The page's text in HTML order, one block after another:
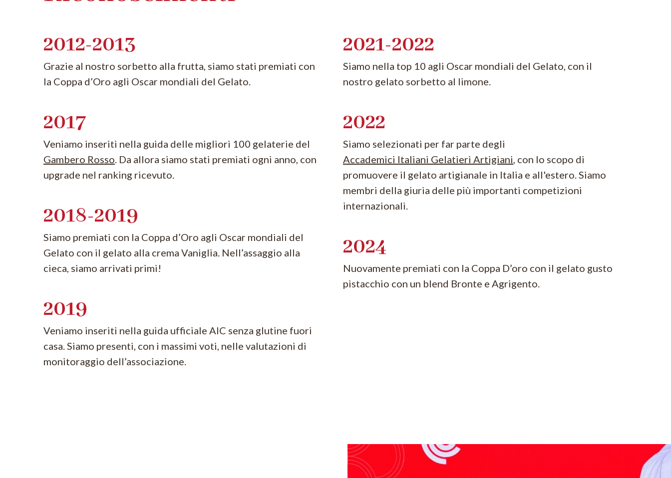
2012-2013
Grazie al nostro sorbetto alla frutta, siamo stati premiati con
la Coppa d’Oro agli Oscar mondiali del Gelato.
2017
Veniamo inseriti nella guida delle migliori 100 gelaterie del
Gambero Rosso. Da allora siamo stati premiati ogni anno, con
upgrade nel ranking ricevuto.
2018-2019
Siamo premiati con la Coppa d’Oro agli Oscar mondiali del
Gelato con il gelato alla crema Vaniglia. Nell’assaggio alla
cieca, siamo arrivati primi!
2019
Veniamo inseriti nella guida ufficiale AIC senza glutine fuori
casa. Siamo presenti, con i massimi voti, nelle valutazioni di
monitoraggio dell’associazione.
2021-2022
Siamo nella top 10 agli Oscar mondiali del Gelato, con il
nostro gelato sorbetto al limone.
2022
Siamo selezionati per far parte degli
Accademici Italiani Gelatieri Artigiani, con lo scopo di
promuovere il gelato artigianale in Italia e all'estero. Siamo
membri della giuria delle più importanti competizioni
internazionali.
2024
Nuovamente premiati con la Coppa D’oro con il gelato gusto
pistacchio con un blend Bronte e Agrigento.